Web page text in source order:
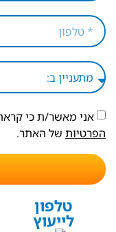
אני מאשר/ת כי
הפרטיות של האתר.
טלפון
לייעוץ